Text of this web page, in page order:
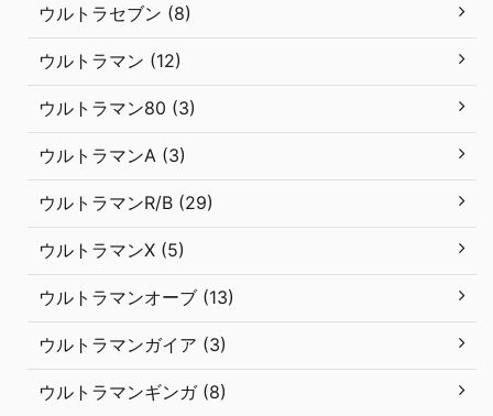
ウルトラセブン (8)
ウルトラマン (12)
ウルトラマン80 (3)
ウルトラマンA (3)
ウルトラマンR/B (29)
ウルトラマンX (5)
ウルトラマンオーブ (13)
ウルトラマンガイア (3)
ウルトラマンギンガ (8)